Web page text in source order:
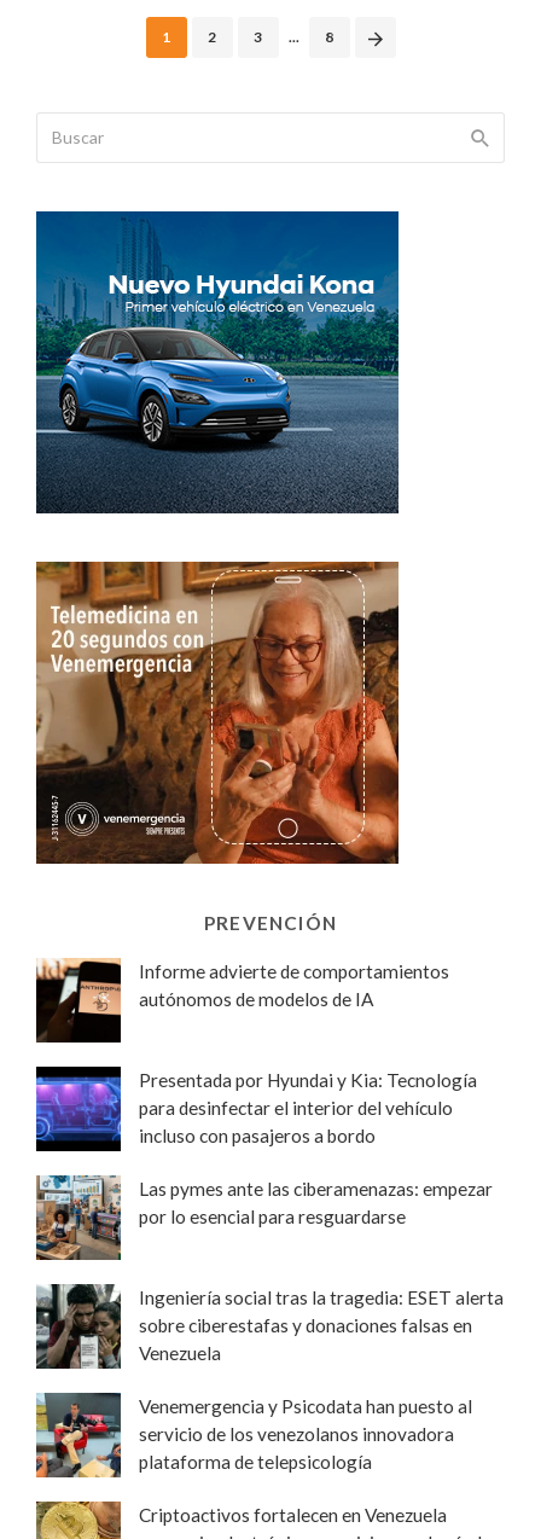
1 2 3 ... 8
PREVENCIÓN
Informe advierte de comportamientos
autónomos de modelos de IA
Presentada por Hyundai y Kia: Tecnología
para desinfectar el interior del vehículo
incluso con pasajeros a bordo
Las pymes ante las ciberamenazas: empezar
por lo esencial para resguardarse
Ingeniería social tras la tragedia: ESET alerta
sobre ciberestafas y donaciones falsas en
Venezuela
Venemergencia y Psicodata han puesto al
servicio de los venezolanos innovadora
plataforma de telepsicología
Criptoactivos fortalecen en Venezuela